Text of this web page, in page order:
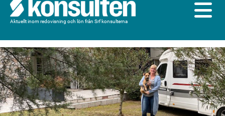
Aktuellt inom redovisning och lön från Srf konsulterna